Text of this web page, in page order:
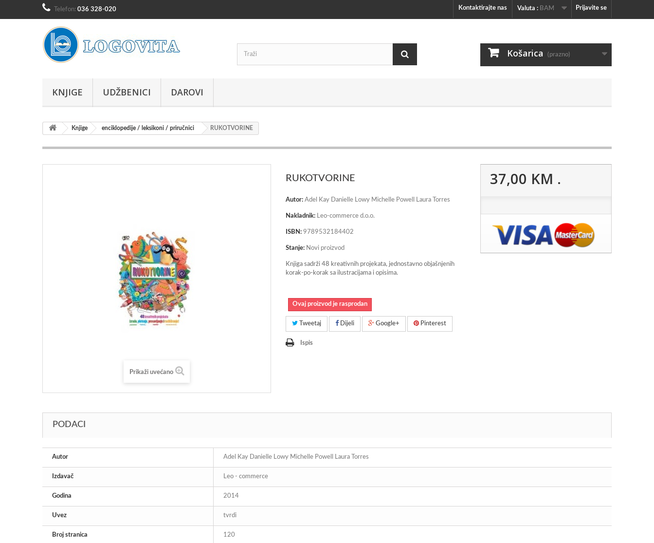
Prijavite se
Valuta : BAM
Kontaktirajte nas
Telefon: 036 328-020
Košarica (prazno)
KNJIGE UDŽBENICI DAROVI
Knjige enciklopedije / leksikoni / priručnici RUKOTVORINE
Prikaži uvećano
RUKOTVORINE
Autor: Adel Kay Danielle Lowy Michelle Powell Laura Torres
Nakladnik: Leo-commerce d.o.o.
ISBN: 9789532184402
Stanje: Novi proizvod
Knjiga sadrži 48 kreativnih projekata, jednostavno objašnjenih
korak-po-korak sa ilustracijama i opisima.
Ovaj proizvod je rasprodan
Tweetaj Dijeli Google+ Pinterest
Ispis
37,00 KM .
PODACI
Autor Adel Kay Danielle Lowy Michelle Powell Laura Torres
Izdavač Leo - commerce
Godina 2014
Uvez tvrdi
Broj stranica 120